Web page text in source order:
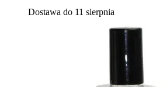
Dostawa do 11 sierpnia